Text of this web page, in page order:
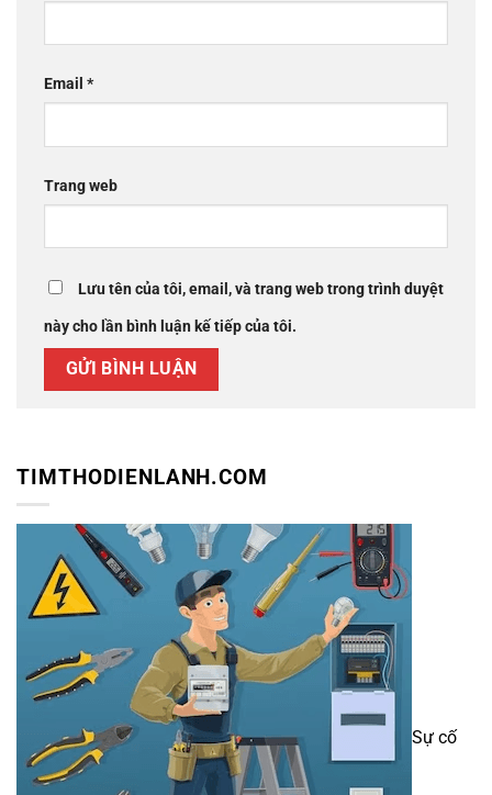
Email *
Trang web
Lưu tên của tôi, email, và trang web trong trình duyệt
này cho lần bình luận kế tiếp của tôi.
TIMTHODIENLANH.COM
Sự cố